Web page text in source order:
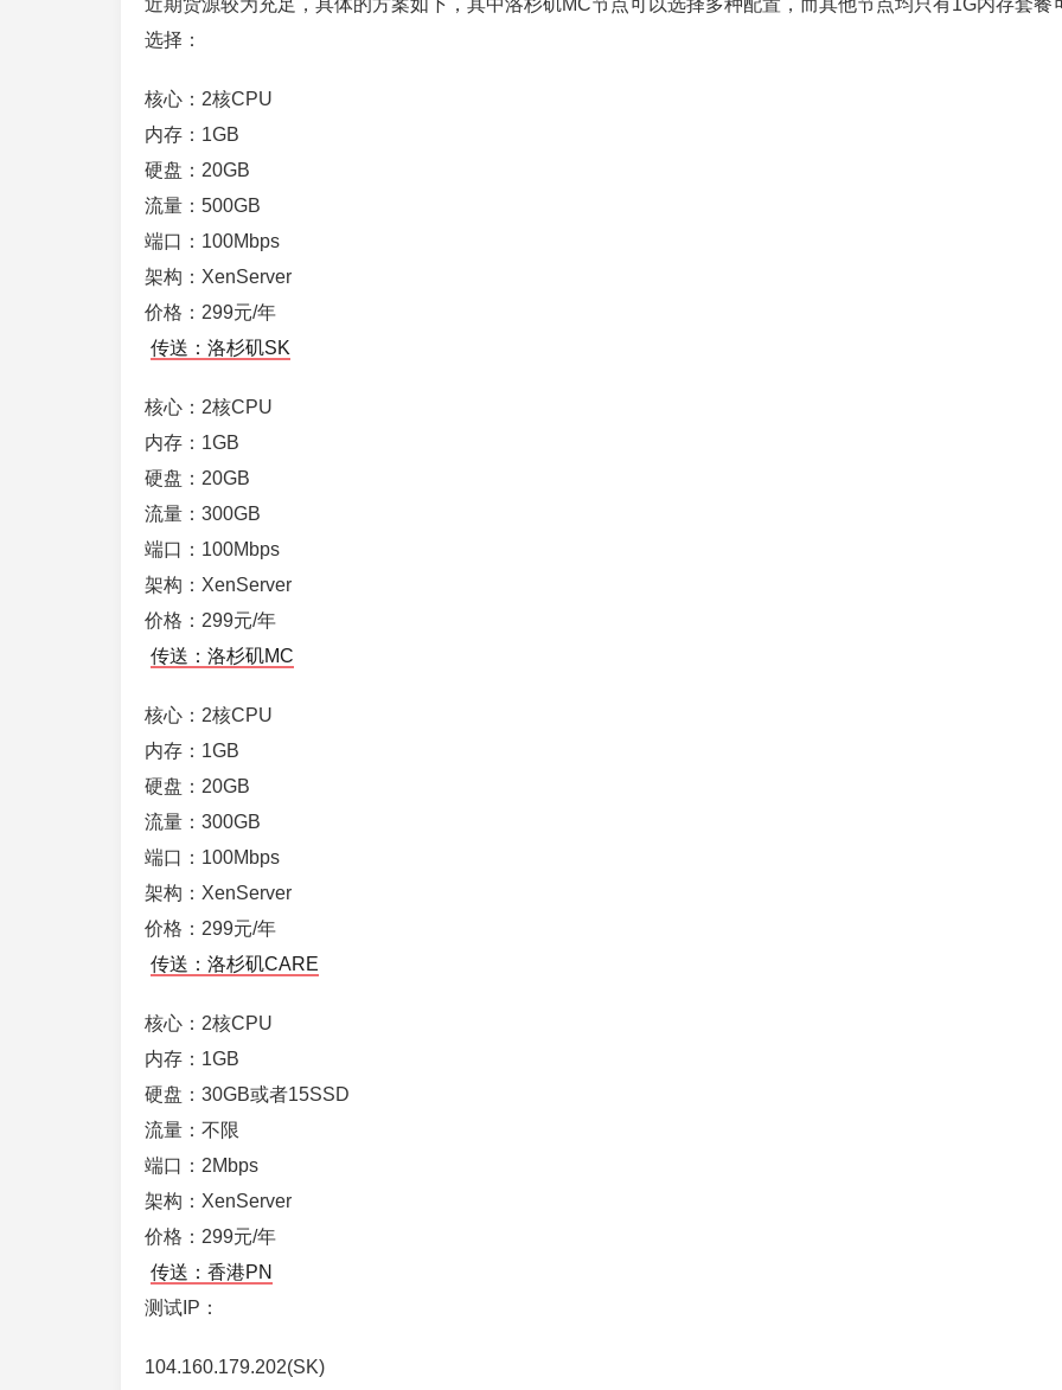
选择：
核心：2核CPU
内存：1GB
硬盘：20GB
流量：500GB
端口：100Mbps
架构：XenServer
价格：299元/年
传送：洛杉矶SK
核心：2核CPU
内存：1GB
硬盘：20GB
流量：300GB
端口：100Mbps
架构：XenServer
价格：299元/年
传送：洛杉矶MC
核心：2核CPU
内存：1GB
硬盘：20GB
流量：300GB
端口：100Mbps
架构：XenServer
价格：299元/年
传送：洛杉矶CARE
核心：2核CPU
内存：1GB
硬盘：30GB或者15SSD
流量：不限
端口：2Mbps
架构：XenServer
价格：299元/年
传送：香港PN
测试IP：
104.160.179.202(SK)